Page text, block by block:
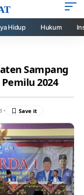
Hidup Hukum
Sampang
2024